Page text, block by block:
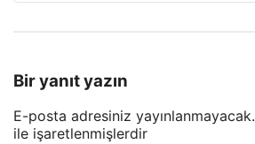
Bir yanıt yazın
E-posta adresiniz yayınlanmayacak.
ile işaretlenmişlerdir